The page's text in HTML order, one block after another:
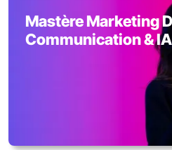
Mastère Marketing
Communication & IA